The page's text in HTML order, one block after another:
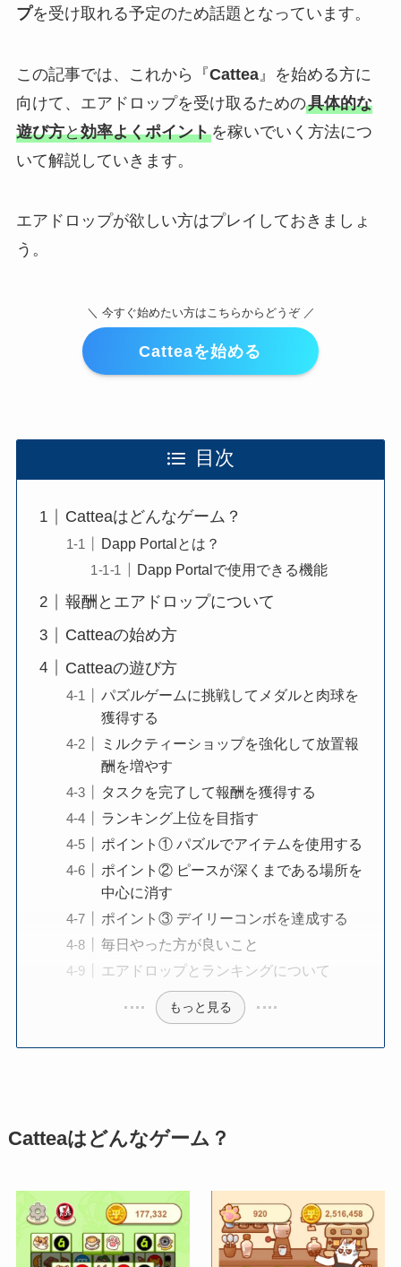
プを受け取れる予定のため話題となっています。
この記事では、これから『Cattea』を始める方に
向けて、エアドロップを受け取るための具体的な
遊び方と効率よくポイントを稼いでいく方法につ
いて解説していきます。
エアドロップが欲しい方はプレイしておきましょ
う。
＼ 今すぐ始めたい方はこちらからどうぞ ／
Catteaを始める
目次
Catteaはどんなゲーム？
Dapp Portalとは？
Dapp Portalで使用できる機能
報酬とエアドロップについて
Catteaの始め方
Catteaの遊び方
パズルゲームに挑戦してメダルと肉球を
獲得する
ミルクティーショップを強化して放置報
酬を増やす
タスクを完了して報酬を獲得する
ランキング上位を目指す
ポイント① パズルでアイテムを使用する
ポイント② ピースが深くまである場所を
中心に消す
ポイント③ デイリーコンボを達成する
毎日やった方が良いこと
エアドロップとランキングについて
もっと見る
Catteaはどんなゲーム？